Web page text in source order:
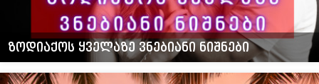
ზოდიაქოს ყველაზე ვნებიანი ნიშნები